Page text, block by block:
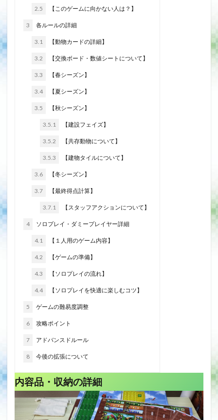
2.5 【このゲームに向かない人は？】
3 各ルールの詳細
3.1 【動物カードの詳細】
3.2 【交換ボード・数値シートについて】
3.3 【春シーズン】
3.4 【夏シーズン】
3.5 【秋シーズン】
3.5.1 【建設フェイズ】
3.5.2 【共存動物について】
3.5.3 【建物タイルについて】
3.6 【冬シーズン】
3.7 【最終得点計算】
3.7.1 【スタッフアクションについて】
4 ソロプレイ・ダミープレイヤー詳細
4.1 【１人用のゲーム内容】
4.2 【ゲームの準備】
4.3 【ソロプレイの流れ】
4.4 【ソロプレイを快適に楽しむコツ】
5 ゲームの難易度調整
6 攻略ポイント
7 アドバンスドルール
8 今後の拡張について
内容品・収納の詳細